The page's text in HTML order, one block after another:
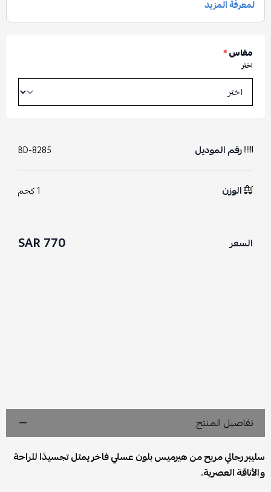
مقاس*
اختر
رقم الموديل BD-8285
الوزن 1 كجم
السعر 770 SAR
تفاصيل المنتج
سليبر رجالي مريح من هيرميس بلون عسلي فاخر يمثل تجسيدًا للراحة
والأناقة العصرية.